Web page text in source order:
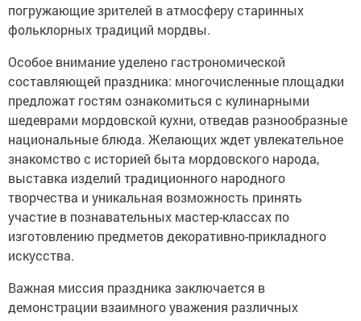
погружающие зрителей в атмосферу старинных
фольклорных традиций мордвы.
Особое внимание уделено гастрономической
составляющей праздника: многочисленные площадки
предложат гостям ознакомиться с кулинарными
шедеврами мордовской кухни, отведав разнообразные
национальные блюда. Желающих ждет увлекательное
знакомство с историей быта мордовского народа,
выставка изделий традиционного народного
творчества и уникальная возможность принять
участие в познавательных мастер-классах по
изготовлению предметов декоративно-прикладного
искусства.
Важная миссия праздника заключается в
демонстрации взаимного уважения различных